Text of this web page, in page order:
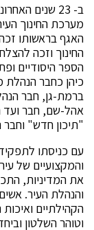
ב- 23 שנים
מערכת החינוך
האגף בראשותו
החינוך וזכה
הספר היסודיים
כיהן כחבר
ברמת-גן, חבר
אהל-שם, חבר ועד
"תיכון חדש"
עם כניסתו
והמקצועיים של
את המדיניות,
והנהלת העיר.
הקהילתיים
וטוהר השלטון